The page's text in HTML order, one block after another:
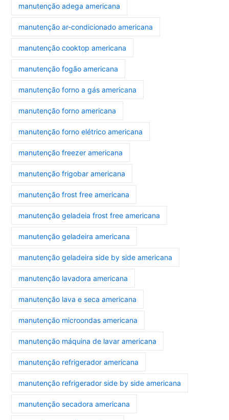
manutenção adega americana
manutenção ar-condicionado americana
manutenção cooktop americana
manutenção fogão americana
manutenção forno a gás americana
manutenção forno americana
manutenção forno elétrico americana
manutenção freezer americana
manutenção frigobar americana
manutenção frost free americana
manutenção geladeia frost free americana
manutenção geladeira americana
manutenção geladeira side by side americana
manutenção lavadora americana
manutenção lava e seca americana
manutenção microondas americana
manutenção máquina de lavar americana
manutenção refrigerador americana
manutenção refrigerador side by side americana
manutenção secadora americana